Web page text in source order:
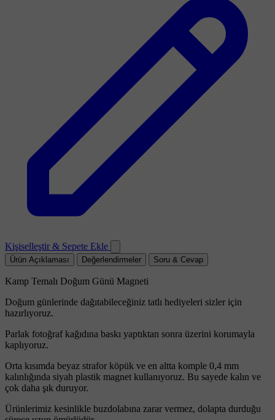
Kişiselleştir & Sepete Ekle
Ürün Açıklaması Değerlendirmeler Soru & Cevap
Kamp Temalı Doğum Günü Magneti
Doğum günlerinde dağıtabileceğiniz tatlı hediyeleri sizler için
hazırlıyoruz.
Parlak fotoğraf kağıdına baskı yaptıktan sonra üzerini korumayla
kaplıyoruz.
Orta kısımda beyaz strafor köpük ve en altta komple 0,4 mm
kalınlığında siyah plastik magnet kullanıyoruz. Bu sayede kalın ve
çok daha şık duruyor.
Ürünlerimiz kesinlikle buzdolabına zarar vermez, dolapta durduğu